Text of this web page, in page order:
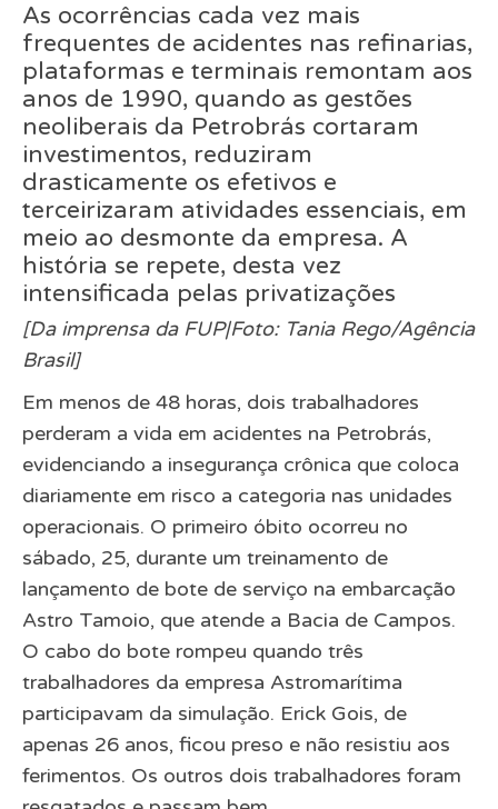
As ocorrências cada vez mais
frequentes de acidentes nas refinarias,
plataformas e terminais remontam aos
anos de 1990, quando as gestões
neoliberais da Petrobrás cortaram
investimentos, reduziram
drasticamente os efetivos e
terceirizaram atividades essenciais, em
meio ao desmonte da empresa. A
história se repete, desta vez
intensificada pelas privatizações
[Da imprensa da FUP|Foto: Tania Rego/Agência
Brasil]
Em menos de 48 horas, dois trabalhadores
perderam a vida em acidentes na Petrobrás,
evidenciando a insegurança crônica que coloca
diariamente em risco a categoria nas unidades
operacionais. O primeiro óbito ocorreu no
sábado, 25, durante umtreinamento de
lançamento de bote de serviço na embarcação
Astro Tamoio, que atende a Bacia de Campos.
O cabo do bote rompeu quando três
trabalhadores da empresa Astromarítima
participavam da simulação. Erick Gois, de
apenas 26 anos, ficou preso e não resistiu aos
ferimentos. Os outros dois trabalhadores foram